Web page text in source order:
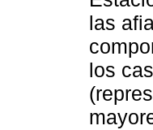
las
los